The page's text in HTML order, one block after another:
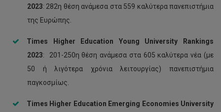
2023: 282η θέση ανάμεσα στα 559 καλύτερα πανεπιστήμια
της Ευρώπης.
Times Higher Education Young University Rankings
2023: 201-250η θέση ανάμεσα στα 605 καλύτερα νέα (με
50 ή λιγότερα χρόνια λειτουργίας) πανεπιστήμια
παγκοσμίως.
Times Higher Education Emerging Economies University